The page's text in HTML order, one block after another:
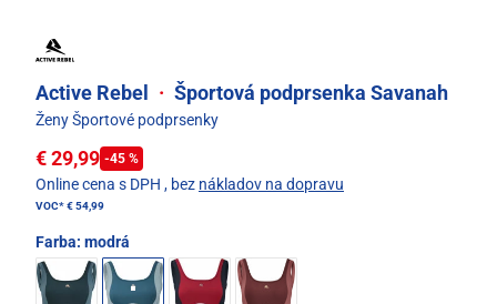
Active Rebel · Športová podprsenka Savanah
Ženy Športové podprsenky
€ 29,99 -45 %
Online cena s DPH , bez nákladov na dopravu
VOC*€ 54,99
Farba: modrá